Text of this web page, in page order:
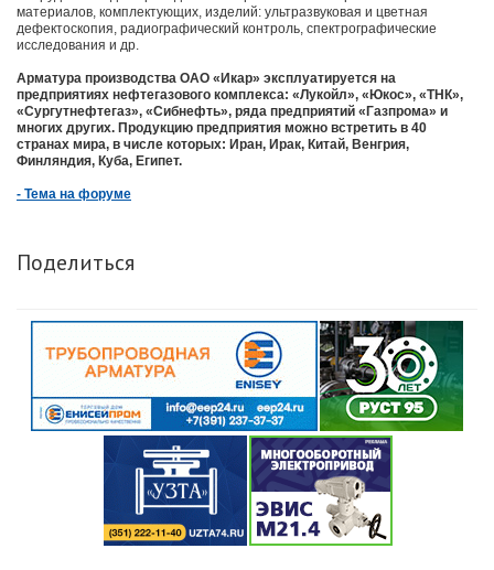
материалов, комплектующих, изделий: ультразвуковая и цветная
дефектоскопия, радиографический контроль, спектрографические
исследования и др.
Арматура производства ОАО «Икар» эксплуатируется на
предприятиях нефтегазового комплекса: «Лукойл», «Юкос», «ТНК»,
«Сургутнефтегаз», «Сибнефть», ряда предприятий «Газпрома» и
многих других. Продукцию предприятия можно встретить в 40
странах мира, в числе которых: Иран, Ирак, Китай, Венгрия,
Финляндия, Куба, Египет.
- Тема на форуме
Поделиться